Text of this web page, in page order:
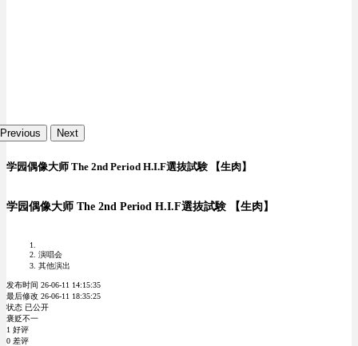
Previous Next
学园偶像大师 The 2nd Period H.I.F選抜試験 【生肉】
学园偶像大师 The 2nd Period H.I.F選抜試験 【生肉】
演唱会
其他演出
发布时间 26-06-11 14:15:35
最后修改 26-06-11 18:35:25
状态 已公开
褒贬不一
1 好评
0 差评